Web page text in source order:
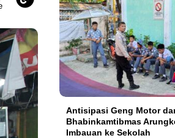
Antisipasi Geng Motor
Bhabinkamtibmas
Imbauan ke Sekolah